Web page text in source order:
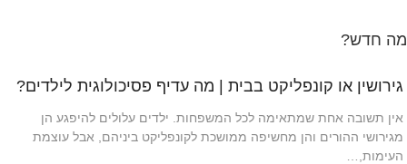
מה חדש?
גירושין או קונפליקט בבית | מה עדיף פסיכולוגית לילדים?
אין תשובה אחת שמתאימה לכל המשפחות. ילדים עלולים להיפגע הן
מגירושי ההורים והן מחשיפה ממושכת לקונפליקט ביניהם, אבל עוצמת
העימות,…